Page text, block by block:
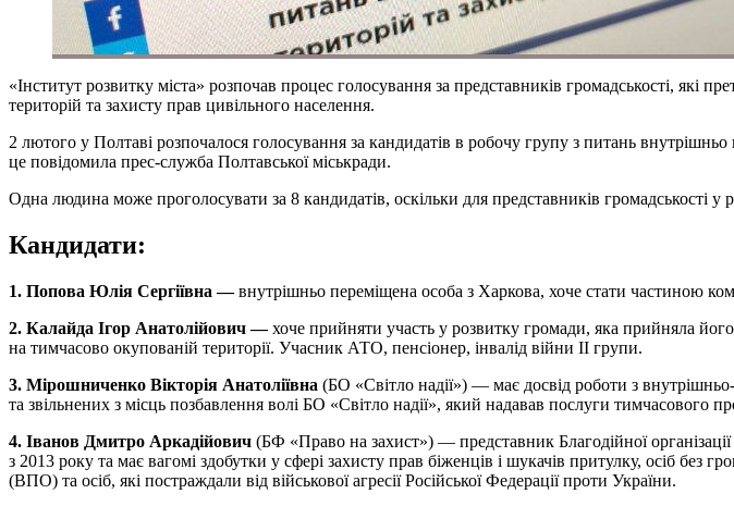
«Інститут розвитку міста» розпочав процес голосування за представників громадськості,
територій та захисту прав цивільного населення.
2 лютого у Полтаві розпочалося голосування за кандидатів в робочу групу з питань
це повідомила прес-служба Полтавської міськради.
Одна людина може проголосувати за 8 кандидатів, оскільки для представників громадськості у
Кандидати:
1. Попова Юлія Сергіївна —внутрішньо переміщена особа з Харкова, хоче стати частиною
2. Калайда Ігор Анатолійович —хоче прийняти участь у розвитку громади, яка прийняла
на тимчасово окупованій території. Учасник АТО, пенсіонер, інвалід війни ІІ групи.
3. Мірошниченко Вікторія Анатоліївна (БО «Світло надії») — має досвід роботи з
та звільнених з місць позбавлення волі БО «Світло надії», який надавав послуги тимчасового
4. Іванов Дмитро Аркадійович (БФ «Право на захист») — представник Благодійної
з 2013 року та має вагомі здобутки у сфері захисту прав біженців і шукачів притулку, осіб
(ВПО) та осіб, які постраждали від військової агресії Російської Федерації проти України.